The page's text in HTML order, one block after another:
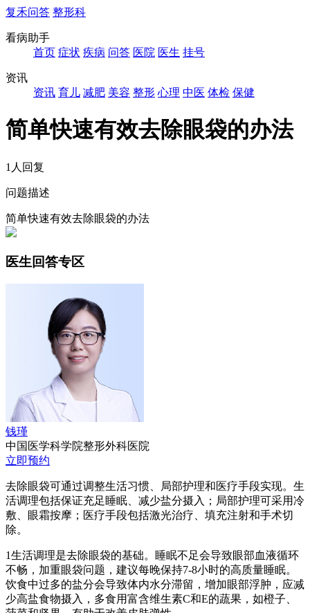
复禾问答 整形科
看病助手
首页 症状 疾病 问答 医院 医生 挂号
资讯
资讯 育儿 减肥 美容 整形 心理 中医 体检 保健
简单快速有效去除眼袋的办法
1人回复
问题描述
简单快速有效去除眼袋的办法
医生回答专区
钱瑾
中国医学科学院整形外科医院
立即预约
去除眼袋可通过调整生活习惯、局部护理和医疗手段实现。生
活调理包括保证充足睡眠、减少盐分摄入；局部护理可采用冷
敷、眼霜按摩；医疗手段包括激光治疗、填充注射和手术切
除。
1生活调理是去除眼袋的基础。睡眠不足会导致眼部血液循环
不畅，加重眼袋问题，建议每晚保持7-8小时的高质量睡眠。
饮食中过多的盐分会导致体内水分滞留，增加眼部浮肿，应减
少高盐食物摄入，多食用富含维生素C和E的蔬果，如橙子、